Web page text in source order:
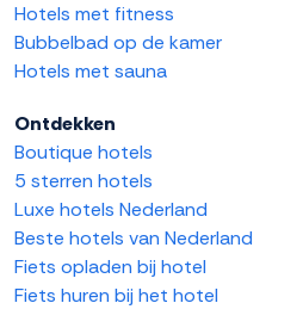
Hotels met fitness
Bubbelbad op de kamer
Hotels met sauna
Ontdekken
Boutique hotels
5 sterren hotels
Luxe hotels Nederland
Beste hotels van Nederland
Fiets opladen bij hotel
Fiets huren bij het hotel